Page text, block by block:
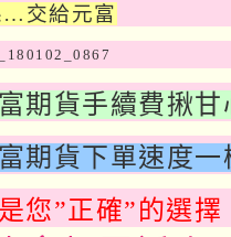
…交給元富
期貨手續費揪甘
期貨下單速度一
您”正確”的選擇